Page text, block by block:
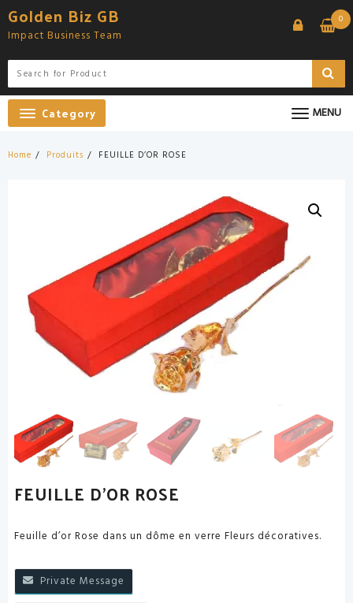
Skip
to
content
Golden Biz GB
Impact Business Team
0
Category MENU
Home Produits FEUILLE D’OR ROSE
FEUILLE D’OR ROSE
Feuille d’or Rose dans un dôme en verre Fleurs décoratives.
Private Message